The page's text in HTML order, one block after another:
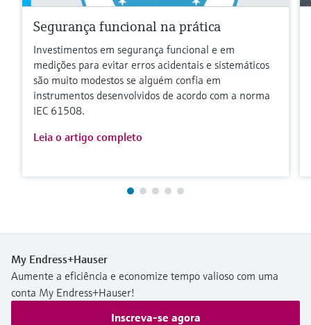
Segurança funcional na prática
Investimentos em segurança funcional e em
medições para evitar erros acidentais e sistemáticos
são muito modestos se alguém confia em
instrumentos desenvolvidos de acordo com a norma
IEC 61508.
Leia o artigo completo
My Endress+Hauser
Aumente a eficiência e economize tempo valioso com uma
conta My Endress+Hauser!
Inscreva-se agora